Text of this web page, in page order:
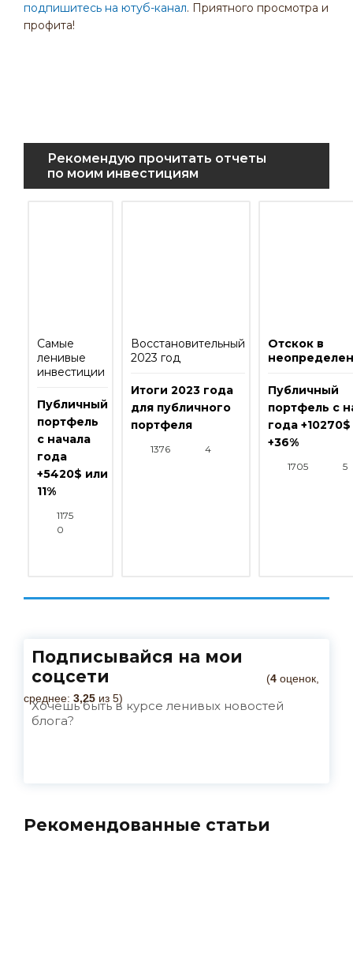
подпишитесь на ютуб-канал. Приятного просмотра и
профита!
(4 оценок,
среднее: 3,25 из 5)
Рекомендую прочитать отчеты
по моим инвестициям
Самые
ленивые
инвестиции
Публичный
портфель
с начала
года
+5420$ или
11%
1175
0
Восстановительный
2023 год
Итоги 2023 года
для публичного
портфеля
1376 4
Отскок в
Публичный
портфель с
года
+36%
1705 5
Подписывайся на мои
соцсети
Хочешь быть в курсе ленивых новостей
блога?
Рекомендованные статьи